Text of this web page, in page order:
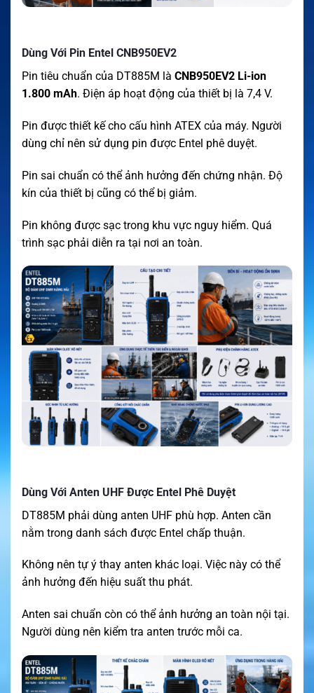
Dùng Với Pin Entel CNB950EV2
Pin tiêu chuẩn của DT885M là CNB950EV2 Li-ion
1.800 mAh. Điện áp hoạt động của thiết bị là 7,4 V.
Pin được thiết kế cho cấu hình ATEX của máy. Người
dùng chỉ nên sử dụng pin được Entel phê duyệt.
Pin sai chuẩn có thể ảnh hưởng đến chứng nhận. Độ
kín của thiết bị cũng có thể bị giảm.
Pin không được sạc trong khu vực nguy hiểm. Quá
trình sạc phải diễn ra tại nơi an toàn.
Dùng Với Anten UHF Được Entel Phê Duyệt
DT885M phải dùng anten UHF phù hợp. Anten cần
nằm trong danh sách được Entel chấp thuận.
Không nên tự ý thay anten khác loại. Việc này có thể
ảnh hưởng đến hiệu suất thu phát.
Anten sai chuẩn còn có thể ảnh hưởng an toàn nội tại.
Người dùng nên kiểm tra anten trước mỗi ca.